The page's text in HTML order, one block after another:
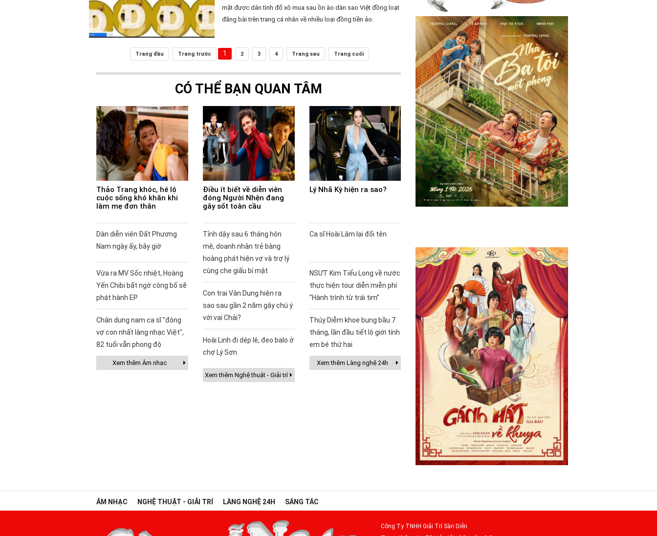
mặt được dân tình đổ xô mua sau ồn ào dàn sao Việt đồng loạt
đăng bài trên trang cá nhân về nhiều loại đồng tiền ảo.
Trang đầu Trang trước 1 2 3 4 Trang sau Trang cuối
CÓ THỂ BẠN QUAN TÂM
Thảo Trang khóc, hé lộ
cuộc sống khó khăn khi
làm mẹ đơn thân
Dàn diễn viên Đất Phương
Nam ngày ấy, bây giờ
Vừa ra MV Sốc nhiệt, Hoàng
Yến Chibi bất ngờ công bố sẽ
phát hành EP
Chân dung nam ca sĩ "đông
vợ con nhất làng nhạc Việt",
82 tuổi vẫn phong độ
Xem thêm Âm nhạc
Điều ít biết về diễn viên
đóng Người Nhện đang
gây sốt toàn cầu
Tỉnh dậy sau 6 tháng hôn
mê, doanh nhân trẻ bàng
hoàng phát hiện vợ và trợ lý
cùng che giấu bí mật
Con trai Vân Dung hiện ra
sao sau gần 2 năm gây chú ý
với vai Chải?
Hoài Linh đi dép lê, đeo balo ở
chợ Lý Sơn
Xem thêm Nghệ thuật - Giải trí
Lý Nhã Kỳ hiện ra sao?
Ca sĩ Hoài Lâm lại đổi tên
NSƯT Kim Tiểu Long về nước
thực hiện tour diễn miễn phí
“Hành trình từ trái tim”
Thúy Diễm khoe bụng bầu 7
tháng, lần đầu tiết lộ giới tính
em bé thứ hai
Xem thêm Làng nghệ 24h
ÂM NHẠC NGHỆ THUẬT - GIẢI TRÍ LÀNG NGHỆ 24H SÁNG TÁC
Công Ty TNHH Giải Trí Sàn Diễn